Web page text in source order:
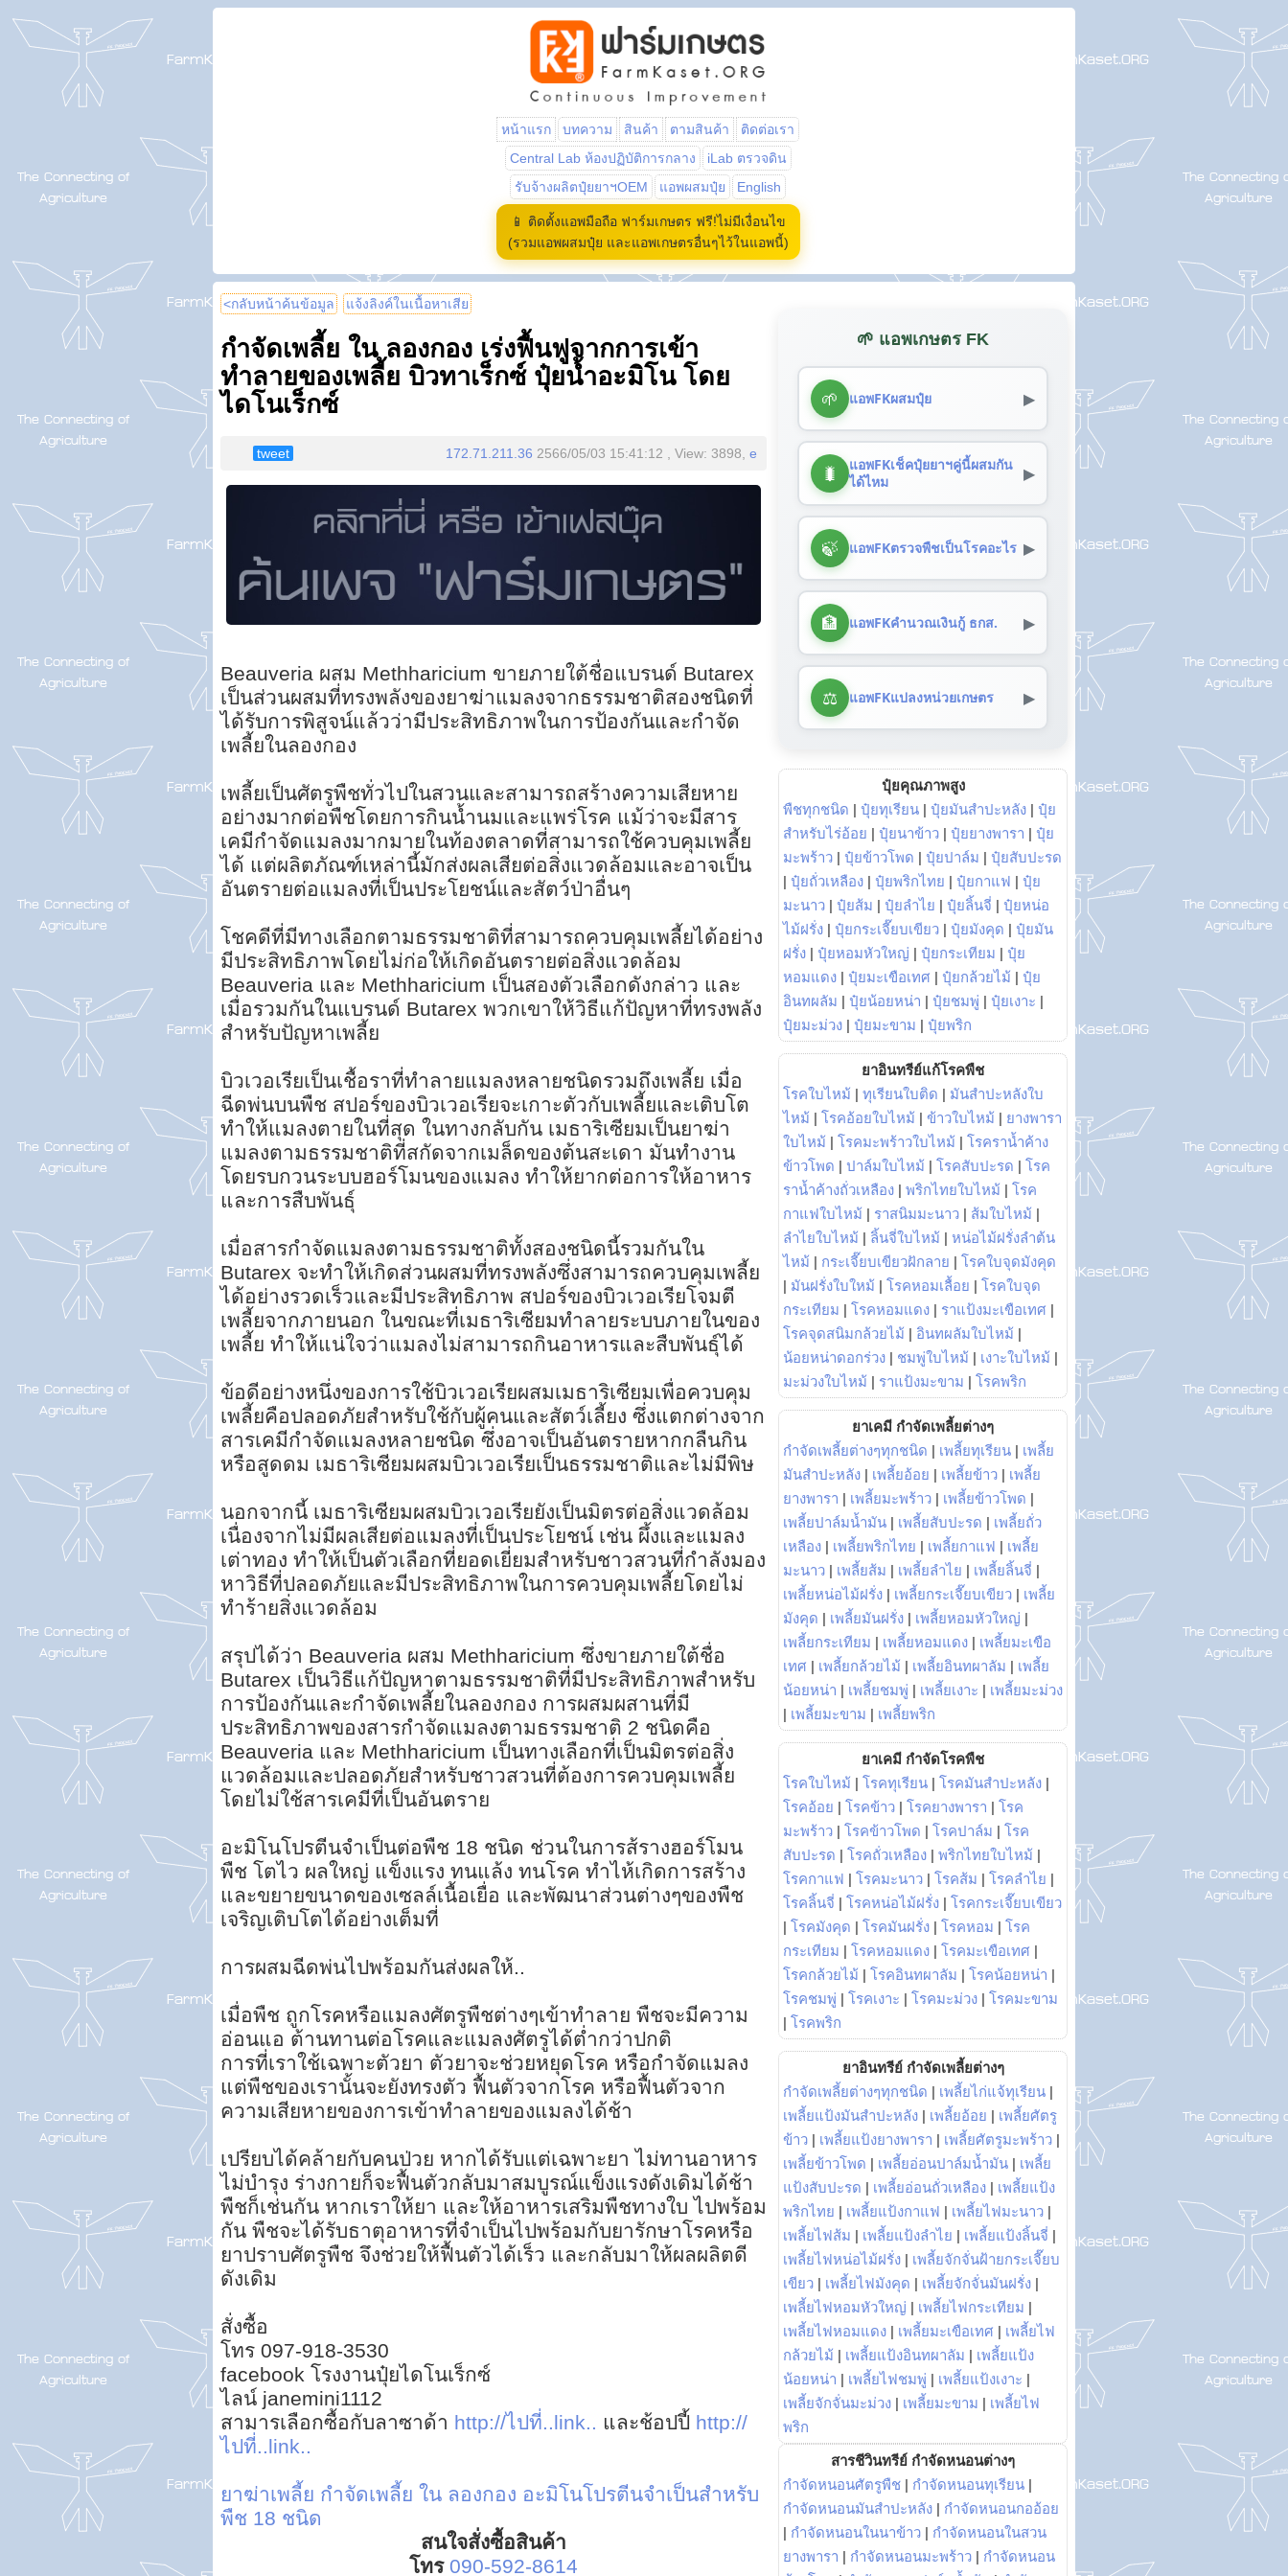
หน้าแรก บทความ สินค้า ตามสินค้า
ติดต่อเรา
Central Lab ห้องปฏิบัติการกลาง
iLab ตรวจดิน
รับจ้างผลิตปุ๋ยยาฯOEM
แอพผสมปุ๋ย English
📱 ติดตั้งแอพมือถือ ฟาร์มเกษตร ฟรี!ไม่มีเงื่อนไข
(รวมแอพผสมปุ๋ย และแอพเกษตรอื่นๆไว้ในแอพนี้)
<กลับหน้าค้นข้อมูล แจ้งลิงค์ในเนื้อหาเสีย
กำจัดเพลี้ย ใน ลองกอง เร่งฟื้นฟูจากการเข้า
ทำลายของเพลี้ย บิวทาเร็กซ์ ปุ๋ยน้ำอะมิโน โดย
ไดโนเร็กซ์
tweet 172.71.211.36 2566/05/03 15:41:12 , View: 3898, e
Beauveria ผสม Methharicium ขายภายใต้ชื่อแบรนด์ Butarex
เป็นส่วนผสมที่ทรงพลังของยาฆ่าแมลงจากธรรมชาติสองชนิดที่
ได้รับการพิสูจน์แล้วว่ามีประสิทธิภาพในการป้องกันและกำจัด
เพลี้ยในลองกอง
เพลี้ยเป็นศัตรูพืชทั่วไปในสวนและสามารถสร้างความเสียหาย
อย่างมากต่อพืชโดยการกินน้ำนมและแพร่โรค แม้ว่าจะมีสาร
เคมีกำจัดแมลงมากมายในท้องตลาดที่สามารถใช้ควบคุมเพลี้ย
ได้ แต่ผลิตภัณฑ์เหล่านี้มักส่งผลเสียต่อสิ่งแวดล้อมและอาจเป็น
อันตรายต่อแมลงที่เป็นประโยชน์และสัตว์ป่าอื่นๆ
โชคดีที่มีทางเลือกตามธรรมชาติที่สามารถควบคุมเพลี้ยได้อย่าง
มีประสิทธิภาพโดยไม่ก่อให้เกิดอันตรายต่อสิ่งแวดล้อม
Beauveria และ Methharicium เป็นสองตัวเลือกดังกล่าว และ
เมื่อรวมกันในแบรนด์ Butarex พวกเขาให้วิธีแก้ปัญหาที่ทรงพลัง
สำหรับปัญหาเพลี้ย
บิวเวอเรียเป็นเชื้อราที่ทำลายแมลงหลายชนิดรวมถึงเพลี้ย เมื่อ
ฉีดพ่นบนพืช สปอร์ของบิวเวอเรียจะเกาะตัวกับเพลี้ยและเติบโต
ทำให้แมลงตายในที่สุด ในทางกลับกัน เมธาริเซียมเป็นยาฆ่า
แมลงตามธรรมชาติที่สกัดจากเมล็ดของต้นสะเดา มันทำงาน
โดยรบกวนระบบฮอร์โมนของแมลง ทำให้ยากต่อการให้อาหาร
และการสืบพันธุ์
เมื่อสารกำจัดแมลงตามธรรมชาติทั้งสองชนิดนี้รวมกันใน
Butarex จะทำให้เกิดส่วนผสมที่ทรงพลังซึ่งสามารถควบคุมเพลี้ย
ได้อย่างรวดเร็วและมีประสิทธิภาพ สปอร์ของบิวเวอเรียโจมตี
เพลี้ยจากภายนอก ในขณะที่เมธาริเซียมทำลายระบบภายในของ
เพลี้ย ทำให้แน่ใจว่าแมลงไม่สามารถกินอาหารและสืบพันธุ์ได้
ข้อดีอย่างหนึ่งของการใช้บิวเวอเรียผสมเมธาริเซียมเพื่อควบคุม
เพลี้ยคือปลอดภัยสำหรับใช้กับผู้คนและสัตว์เลี้ยง ซึ่งแตกต่างจาก
สารเคมีกำจัดแมลงหลายชนิด ซึ่งอาจเป็นอันตรายหากกลืนกิน
หรือสูดดม เมธาริเซียมผสมบิวเวอเรียเป็นธรรมชาติและไม่มีพิษ
นอกจากนี้ เมธาริเซียมผสมบิวเวอเรียยังเป็นมิตรต่อสิ่งแวดล้อม
เนื่องจากไม่มีผลเสียต่อแมลงที่เป็นประโยชน์ เช่น ผึ้งและแมลง
เต่าทอง ทำให้เป็นตัวเลือกที่ยอดเยี่ยมสำหรับชาวสวนที่กำลังมอง
หาวิธีที่ปลอดภัยและมีประสิทธิภาพในการควบคุมเพลี้ยโดยไม่
ทำร้ายสิ่งแวดล้อม
สรุปได้ว่า Beauveria ผสม Methharicium ซึ่งขายภายใต้ชื่อ
Butarex เป็นวิธีแก้ปัญหาตามธรรมชาติที่มีประสิทธิภาพสำหรับ
การป้องกันและกำจัดเพลี้ยในลองกอง การผสมผสานที่มี
ประสิทธิภาพของสารกำจัดแมลงตามธรรมชาติ 2 ชนิดคือ
Beauveria และ Methharicium เป็นทางเลือกที่เป็นมิตรต่อสิ่ง
แวดล้อมและปลอดภัยสำหรับชาวสวนที่ต้องการควบคุมเพลี้ย
โดยไม่ใช้สารเคมีที่เป็นอันตราย
อะมิโนโปรตีนจำเป็นต่อพืช 18 ชนิด ช่วนในการส้รางฮอร์โมน
พืช โตไว ผลใหญ่ แข็งแรง ทนแล้ง ทนโรค ทำไห้เกิดการสร้าง
และขยายขนาดของเซลล์เนื้อเยื่อ และพัฒนาส่วนต่างๆของพืช
เจริญเติบโตได้อย่างเต็มที่
การผสมฉีดพ่นไปพร้อมกันส่งผลให้..
เมื่อพืช ถูกโรคหรือแมลงศัตรูพืชต่างๆเข้าทำลาย พืชจะมีความ
อ่อนแอ ต้านทานต่อโรคและแมลงศัตรูได้ต่ำกว่าปกติ
การที่เราใช้เฉพาะตัวยา ตัวยาจะช่วยหยุดโรค หรือกำจัดแมลง
แต่พืชของเรานั้นจะยังทรงตัว ฟื้นตัวจากโรค หรือฟื้นตัวจาก
ความเสียหายของการเข้าทำลายของแมลงได้ช้า
เปรียบได้คล้ายกับคนป่วย หากได้รับแต่เฉพาะยา ไม่ทานอาหาร
ไม่บำรุง ร่างกายก็จะฟื้นตัวกลับมาสมบูรณ์แข็งแรงดังเดิมได้ช้า
พืชก็เช่นกัน หากเราให้ยา และให้อาหารเสริมพืชทางใบ ไปพร้อม
กัน พืชจะได้รับธาตุอาหารที่จำเป็นไปพร้อมกับยารักษาโรคหรือ
ยาปราบศัตรูพืช จึงช่วยให้ฟื้นตัวได้เร็ว และกลับมาให้ผลผลิตดี
ดังเดิม
สั่งซื้อ
โทร 097-918-3530
facebook โรงงานปุ๋ยไดโนเร็กซ์
ไลน์ janemini1112
สามารเลือกซื้อกับลาซาด้า http://ไปที่..link.. และช้อปปี้ http://
ไปที่..link..
ยาฆ่าเพลี้ย กำจัดเพลี้ย ใน ลองกอง อะมิโนโปรตีนจำเป็นสำหรับ
พืช 18 ชนิด
สนใจสั่งซื้อสินค้า
โทร 090-592-8614
🌱 แอพเกษตร FK
🌱 แอพFKผสมปุ๋ย ▶
🐛
แอพFKเช็คปุ๋ยยาฯคู่นี้ผสมกัน
ได้ไหม
▶
🍃 แอพFKตรวจพืชเป็นโรคอะไร ▶
🏦 แอพFKคำนวณเงินกู้ ธกส. ▶
⚖️ แอพFKแปลงหน่วยเกษตร ▶
ปุ๋ยคุณภาพสูง
พืชทุกชนิด | ปุ๋ยทุเรียน | ปุ๋ยมันสำปะหลัง | ปุ๋ย
สำหรับไร่อ้อย | ปุ๋ยนาข้าว | ปุ๋ยยางพารา | ปุ๋ย
มะพร้าว | ปุ๋ยข้าวโพด | ปุ๋ยปาล์ม | ปุ๋ยสับปะรด
| ปุ๋ยถั่วเหลือง | ปุ๋ยพริกไทย | ปุ๋ยกาแฟ | ปุ๋ย
มะนาว | ปุ๋ยส้ม | ปุ๋ยลำไย | ปุ๋ยลิ้นจี่ | ปุ๋ยหน่อ
ไม้ฝรั่ง | ปุ๋ยกระเจี๊ยบเขียว | ปุ๋ยมังคุด | ปุ๋ยมัน
ฝรั่ง | ปุ๋ยหอมหัวใหญ่ | ปุ๋ยกระเทียม | ปุ๋ย
หอมแดง | ปุ๋ยมะเขือเทศ | ปุ๋ยกล้วยไม้ | ปุ๋ย
อินทผลัม | ปุ๋ยน้อยหน่า | ปุ๋ยชมพู่ | ปุ๋ยเงาะ |
ปุ๋ยมะม่วง | ปุ๋ยมะขาม | ปุ๋ยพริก
ยาอินทรีย์แก้โรคพืช
โรคใบไหม้ | ทุเรียนใบติด | มันสำปะหลังใบ
ไหม้ | โรคอ้อยใบไหม้ | ข้าวใบไหม้ | ยางพารา
ใบไหม้ | โรคมะพร้าวใบไหม้ | โรคราน้ำค้าง
ข้าวโพด | ปาล์มใบไหม้ | โรคสับปะรด | โรค
ราน้ำค้างถั่วเหลือง | พริกไทยใบไหม้ | โรค
กาแฟใบไหม้ | ราสนิมมะนาว | ส้มใบไหม้ |
ลำไยใบไหม้ | ลิ้นจี่ใบไหม้ | หน่อไม้ฝรั่งลำต้น
ไหม้ | กระเจี๊ยบเขียวฝักลาย | โรคใบจุดมังคุด
| มันฝรั่งใบใหม้ | โรคหอมเลื้อย | โรคใบจุด
กระเทียม | โรคหอมแดง | ราแป้งมะเขือเทศ |
โรคจุดสนิมกล้วยไม้ | อินทผลัมใบไหม้ |
น้อยหน่าดอกร่วง | ชมพู่ใบไหม้ | เงาะใบไหม้ |
มะม่วงใบไหม้ | ราแป้งมะขาม | โรคพริก
ยาเคมี กำจัดเพลี้ยต่างๆ
กำจัดเพลี้ยต่างๆทุกชนิด | เพลี้ยทุเรียน | เพลี้ย
มันสำปะหลัง | เพลี้ยอ้อย | เพลี้ยข้าว | เพลี้ย
ยางพารา | เพลี้ยมะพร้าว | เพลี้ยข้าวโพด |
เพลี้ยปาล์มน้ำมัน | เพลี้ยสับปะรด | เพลี้ยถั่ว
เหลือง | เพลี้ยพริกไทย | เพลี้ยกาแฟ | เพลี้ย
มะนาว | เพลี้ยส้ม | เพลี้ยลำไย | เพลี้ยลิ้นจี่ |
เพลี้ยหน่อไม้ฝรั่ง | เพลี้ยกระเจี๊ยบเขียว | เพลี้ย
มังคุด | เพลี้ยมันฝรั่ง | เพลี้ยหอมหัวใหญ่ |
เพลี้ยกระเทียม | เพลี้ยหอมแดง | เพลี้ยมะเขือ
เทศ | เพลี้ยกล้วยไม้ | เพลี้ยอินทผาลัม | เพลี้ย
น้อยหน่า | เพลี้ยชมพู่ | เพลี้ยเงาะ | เพลี้ยมะม่วง
| เพลี้ยมะขาม | เพลี้ยพริก
ยาเคมี กำจัดโรคพืช
โรคใบไหม้ | โรคทุเรียน | โรคมันสำปะหลัง |
โรคอ้อย | โรคข้าว | โรคยางพารา | โรค
มะพร้าว | โรคข้าวโพด | โรคปาล์ม | โรค
สับปะรด | โรคถั่วเหลือง | พริกไทยใบไหม้ |
โรคกาแฟ | โรคมะนาว | โรคส้ม | โรคลำไย |
โรคลิ้นจี่ | โรคหน่อไม้ฝรั่ง | โรคกระเจี๊ยบเขียว
| โรคมังคุด | โรคมันฝรั่ง | โรคหอม | โรค
กระเทียม | โรคหอมแดง | โรคมะเขือเทศ |
โรคกล้วยไม้ | โรคอินทผาลัม | โรคน้อยหน่า |
โรคชมพู่ | โรคเงาะ | โรคมะม่วง | โรคมะขาม
| โรคพริก
ยาอินทรีย์ กำจัดเพลี้ยต่างๆ
กำจัดเพลี้ยต่างๆทุกชนิด | เพลี้ยไก่แจ้ทุเรียน |
เพลี้ยแป้งมันสำปะหลัง | เพลี้ยอ้อย | เพลี้ยศัตรู
ข้าว | เพลี้ยแป้งยางพารา | เพลี้ยศัตรูมะพร้าว |
เพลี้ยข้าวโพด | เพลี้ยอ่อนปาล์มน้ำมัน | เพลี้ย
แป้งสับปะรด | เพลี้ยอ่อนถั่วเหลือง | เพลี้ยแป้ง
พริกไทย | เพลี้ยแป้งกาแฟ | เพลี้ยไฟมะนาว |
เพลี้ยไฟส้ม | เพลี้ยแป้งลำไย | เพลี้ยแป้งลิ้นจี่ |
เพลี้ยไฟหน่อไม้ฝรั่ง | เพลี้ยจักจั่นฝ้ายกระเจี๊ยบ
เขียว | เพลี้ยไฟมังคุด | เพลี้ยจักจั่นมันฝรั่ง |
เพลี้ยไฟหอมหัวใหญ่ | เพลี้ยไฟกระเทียม |
เพลี้ยไฟหอมแดง | เพลี้ยมะเขือเทศ | เพลี้ยไฟ
กล้วยไม้ | เพลี้ยแป้งอินทผาลัม | เพลี้ยแป้ง
น้อยหน่า | เพลี้ยไฟชมพู่ | เพลี้ยแป้งเงาะ |
เพลี้ยจักจั่นมะม่วง | เพลี้ยมะขาม | เพลี้ยไฟ
พริก
สารชีวินทรีย์ กำจัดหนอนต่างๆ
กำจัดหนอนศัตรูพืช | กำจัดหนอนทุเรียน |
กำจัดหนอนมันสำปะหลัง | กำจัดหนอนกออ้อย
| กำจัดหนอนในนาข้าว | กำจัดหนอนในสวน
ยางพารา | กำจัดหนอนมะพร้าว | กำจัดหนอน